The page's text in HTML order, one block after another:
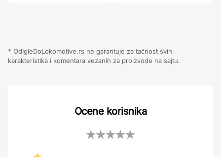
* OdIgleDoLokomotive.rs ne garantuje za tačnost svih
karakteristika i komentara vezanih za proizvode na sajtu.
Ocene korisnika